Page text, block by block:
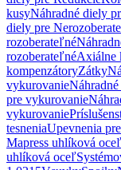
kusyNáhradné diely
diely pre
rozoberateľné
rozoberateľnéAxiálne
kompenzátoryZátky
vykurovanie
pre vykurovanie
vykurovanie
tesneniaUpevnenia
Mapress uhlíková oceľ
uhlíková oceľ